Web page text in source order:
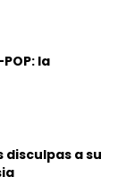
la
disculpas a su